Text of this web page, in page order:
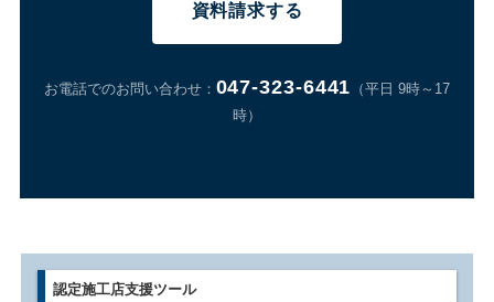
資料請求する
お電話でのお問い合わせ： 047-323-6441 （平日 9時～17
時）
認定施工店支援ツール